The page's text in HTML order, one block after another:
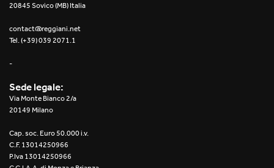
20845 Sovico (MB) Italia
contact@reggiani.net
Tel. (+39) 039 2071.1
-
Sede legale:
Via Monte Bianco 2/a
20149 Milano
Cap. soc. Euro 50.000 i.v.
C.F. 13014250966
P.Iva 13014250966